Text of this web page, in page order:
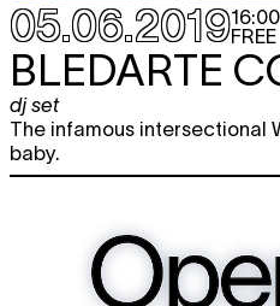
05.06.201916:00
FREE
BLEDARTE
dj set
The infamous intersectional
baby.